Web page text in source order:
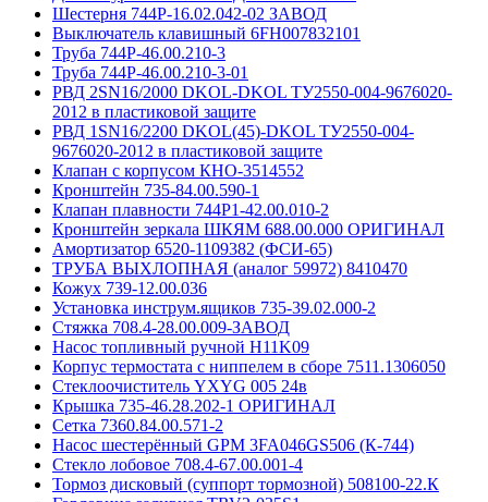
Шестерня 744Р-16.02.042-02 ЗАВОД
Выключатель клавишный 6FH007832101
Труба 744Р-46.00.210-3
Труба 744Р-46.00.210-3-01
РВД 2SN16/2000 DKOL-DKOL ТУ2550-004-9676020-
2012 в пластиковой защите
РВД 1SN16/2200 DKOL(45)-DKOL ТУ2550-004-
9676020-2012 в пластиковой защите
Клапан с корпусом КНО-3514552
Кронштейн 735-84.00.590-1
Клапан плавности 744Р1-42.00.010-2
Кронштейн зеркала ШКЯМ 688.00.000 ОРИГИНАЛ
Амортизатор 6520-1109382 (ФСИ-65)
ТРУБА ВЫХЛОПНАЯ (аналог 59972) 8410470
Кожух 739-12.00.036
Установка инструм.ящиков 735-39.02.000-2
Стяжка 708.4-28.00.009-ЗАВОД
Насос топливный ручной H11K09
Корпус термостата с ниппелем в сборе 7511.1306050
Стеклоочиститель YXYG 005 24в
Крышка 735-46.28.202-1 ОРИГИНАЛ
Сетка 7360.84.00.571-2
Насос шестерённый GPM 3FA046GS506 (К-744)
Стекло лобовое 708.4-67.00.001-4
Тормоз дисковый (суппорт тормозной) 508100-22.К